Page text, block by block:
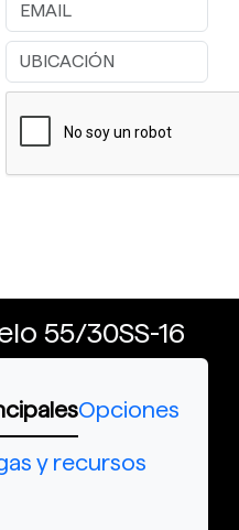
55/30SS-16
Opciones
y recursos